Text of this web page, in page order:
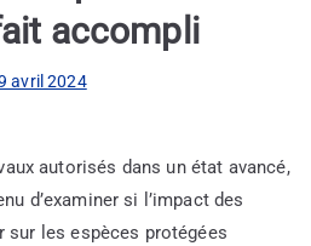
accompli
avril 2024
autorisés dans un état avancé,
d’examiner si l’impact des
sur les espèces protégées